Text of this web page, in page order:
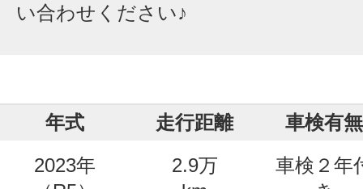
い合わせください♪
年式 走行距離
車検有無
2023年
2.9万
車検２年